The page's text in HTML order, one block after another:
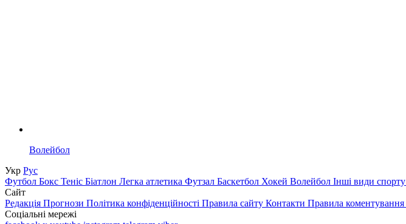
Волейбол
Укр Рус
Футбол Бокс Теніс Біатлон Легка атлетика Футзал Баскетбол Хокей Волейбол Інші види спорту
Сайт
Редакція Прогнози Політика конфіденційності Правила сайту Контакти Правила коментування
Соціальні мережі